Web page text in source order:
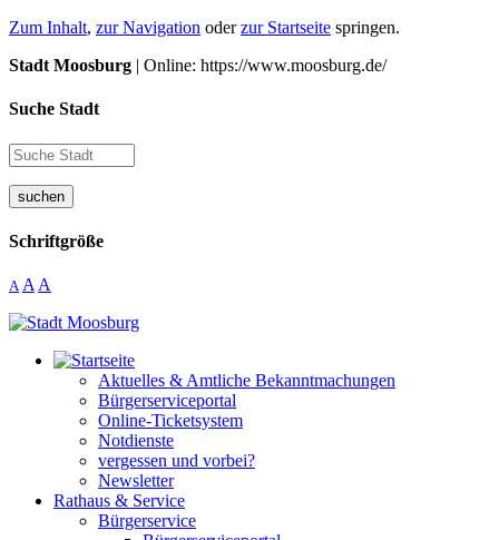
Zum Inhalt, zur Navigation oderzur Startseite springen.
Stadt Moosburg | Online: https://www.moosburg.de/
Suche Stadt
suchen
Schriftgröße
A A A
Aktuelles & Amtliche Bekanntmachungen
Bürgerserviceportal
Online-Ticketsystem
Notdienste
vergessen und vorbei?
Newsletter
Rathaus & Service
Bürgerservice